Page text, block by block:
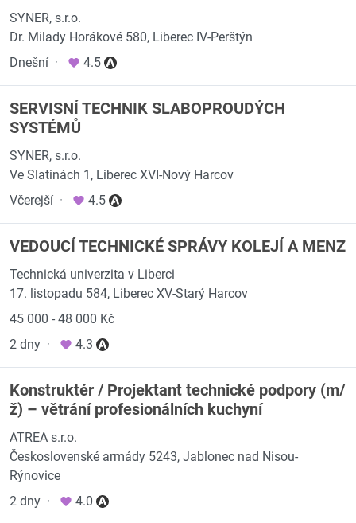
SYNER, s.r.o.
Dr. Milady Horákové 580, Liberec IV-Perštýn
Dnešní · 4.5
SERVISNÍ TECHNIK SLABOPROUDÝCH
SYSTÉMŮ
SYNER, s.r.o.
Ve Slatinách 1, Liberec XVI-Nový Harcov
Včerejší · 4.5
VEDOUCÍ TECHNICKÉ SPRÁVY KOLEJÍ A MENZ
Technická univerzita v Liberci
17. listopadu 584, Liberec XV-Starý Harcov
45 000 - 48 000 Kč
2 dny · 4.3
Konstruktér / Projektant technické podpory (m/
ž) – větrání profesionálních kuchyní
ATREA s.r.o.
Československé armády 5243, Jablonec nad Nisou-
Rýnovice
2 dny · 4.0